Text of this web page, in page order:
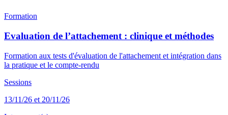
Formation
Evaluation de l’attachement : clinique et méthodes
Formation aux tests d'évaluation de l'attachement et intégration dans
la pratique et le compte-rendu
Sessions
13/11/26 et 20/11/26